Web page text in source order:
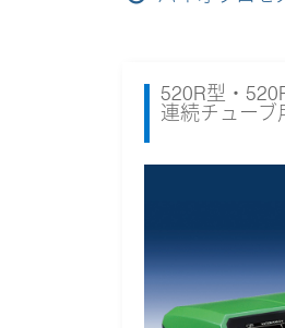
520R型・
連続チューブ